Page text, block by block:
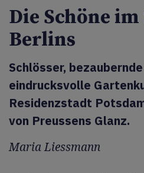
Die Schöne
Berlins
Schlösser,
eindrucksvolle
Residenzstadt
von Preussens Glanz.
Maria Liessmann